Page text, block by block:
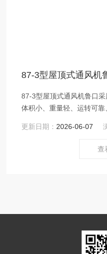
87-3型屋顶式通风机
87-3型屋顶式通风机鲁口
体积小、重量轻、运转可靠
更新日期： 2026-06-07
查